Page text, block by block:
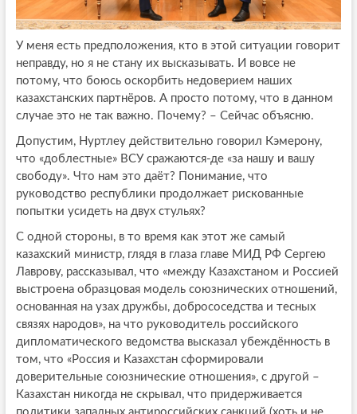
У меня есть предположения, кто в этой ситуации говорит
неправду, но я не стану их высказывать. И вовсе не
потому, что боюсь оскорбить недоверием наших
казахстанских партнёров. А просто потому, что в данном
случае это не так важно. Почему? – Сейчас объясню.
Допустим, Нуртлеу действительно говорил Кэмерону,
что «доблестные» ВСУ сражаются-де «за нашу и вашу
свободу». Что нам это даёт? Понимание, что
руководство республики продолжает рискованные
попытки усидеть на двух стульях?
С одной стороны, в то время как этот же самый
казахский министр, глядя в глаза главе МИД РФ Сергею
Лаврову, рассказывал, что «между Казахстаном и Россией
выстроена образцовая модель союзнических отношений,
основанная на узах дружбы, добрососедства и тесных
связях народов», на что руководитель российского
дипломатического ведомства высказал убеждённость в
том, что «Россия и Казахстан сформировали
доверительные союзнические отношения», с другой –
Казахстан никогда не скрывал, что придерживается